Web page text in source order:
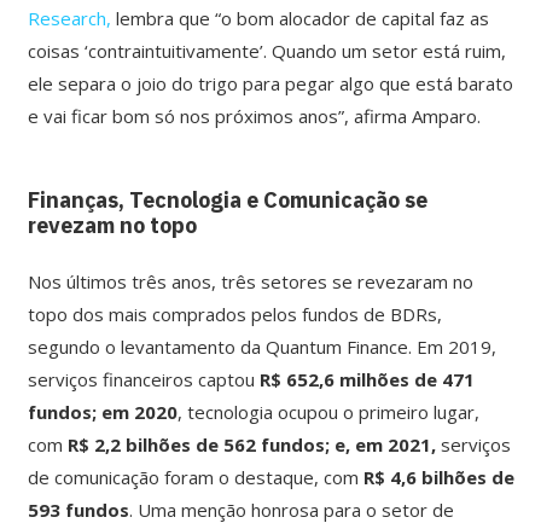
Research, lembra que “o bom alocador de capital faz as
coisas ‘contraintuitivamente’. Quando um setor está ruim,
ele separa o joio do trigo para pegar algo que está barato
e vai ficar bom só nos próximos anos”, afirma Amparo.
Finanças, Tecnologia e Comunicação se
revezam no topo
Nos últimos três anos, três setores se revezaram no
topo dos mais comprados pelos fundos de BDRs,
segundo o levantamento da Quantum Finance. Em 2019,
serviços financeiros captou R$ 652,6 milhões de 471
fundos; em 2020, tecnologia ocupou o primeiro lugar,
com R$ 2,2 bilhões de 562 fundos; e, em 2021,serviços
de comunicação foram o destaque, com R$ 4,6 bilhões de
593 fundos. Uma menção honrosa para o setor de